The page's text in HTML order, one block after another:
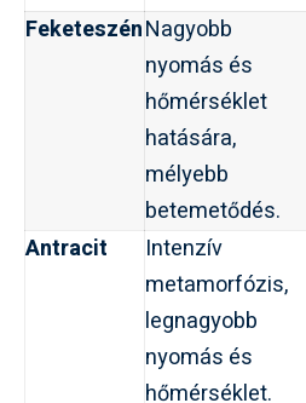
FeketeszénNagyobb
nyomás és
hőmérséklet
hatására,
mélyebb
betemetődés.
Antracit
Intenzív
metamorfózis,
legnagyobb
nyomás és
hőmérséklet.